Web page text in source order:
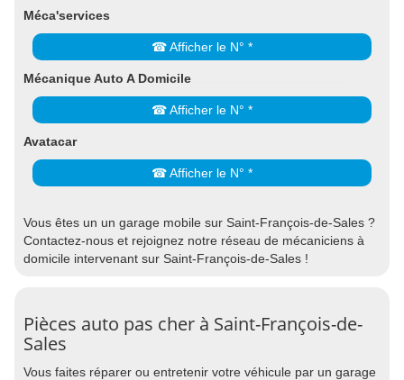
Méca'services
☎ Afficher le N° *
Mécanique Auto A Domicile
☎ Afficher le N° *
Avatacar
☎ Afficher le N° *
Vous êtes un un garage mobile sur Saint-François-de-Sales ?
Contactez-nous et rejoignez notre réseau de mécaniciens à
domicile intervenant sur Saint-François-de-Sales !
Pièces auto pas cher à Saint-François-de-
Sales
Vous faites réparer ou entretenir votre véhicule par un garage